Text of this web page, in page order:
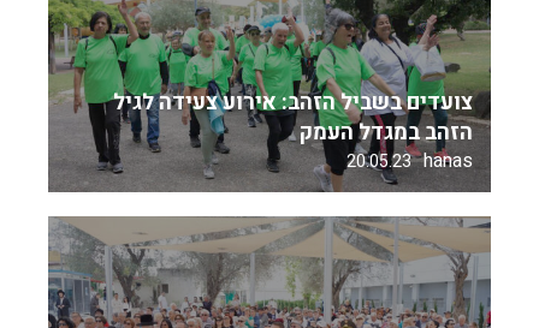
צועדים בשביל הזהב: אירוע צעידה לגיל
הזהב במגדל העמק
hanas
20.05.23